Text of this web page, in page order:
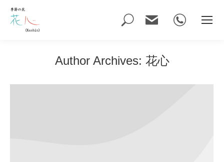
Author Archives: 花心